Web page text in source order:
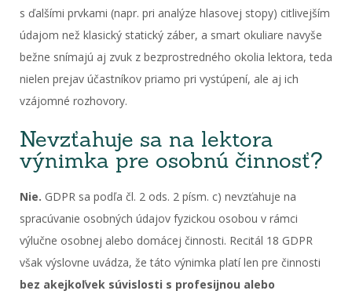
s ďalšími prvkami (napr. pri analýze hlasovej stopy) citlivejším
údajom než klasický statický záber, a smart okuliare navyše
bežne snímajú aj zvuk z bezprostredného okolia lektora, teda
nielen prejav účastníkov priamo pri vystúpení, ale aj ich
vzájomné rozhovory.
Nevzťahuje sa na lektora
výnimka pre osobnú činnosť?
Nie. GDPR sa podľa čl. 2 ods. 2 písm. c) nevzťahuje na
spracúvanie osobných údajov fyzickou osobou v rámci
výlučne osobnej alebo domácej činnosti. Recitál 18 GDPR
však výslovne uvádza, že táto výnimka platí len pre činnosti
bez akejkoľvek súvislosti s profesijnou alebo